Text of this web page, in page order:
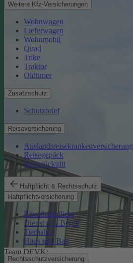
Weitere Kfz-Versicherungen
Wohnwagen
Lieferwagen
Wohnmobil
Quad
Trike
Traktor
Oldtimer
Zusatzschutz
Schutzbrief
Reiseversicherung
Auslandsreisekrankenversicherung
Reisegepäck
Reiserücktritt
Haftpflicht & Rechtsschutz
Haftpflichtversicherung
Privathaftpflicht
Dienst und Beruf
Tierhalter
Haus und Bau
Rechtsschutzversicherung
Team DEVK: